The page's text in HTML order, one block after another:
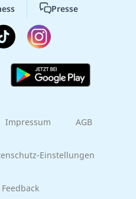
Presse
Impressum AGB
Einstellungen